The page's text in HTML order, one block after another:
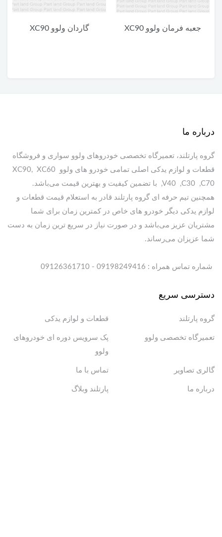
گاردان ولوو XC90
یونیت پایین چراغ جلو ولوو
درباره ما
گروه پارتلند، تعمیرگاه تخصصی خودروهای ولوو سواری و فروشگاه
قطعات و لوازم یدکی اصلی تمامی خودرو های ولوو XC90, XC60
,V40 ,C30 ,C70 با تضمین کیفیت و بهترین قیمت می‌باشد.
همچنین تیم حرفه ای گروه پارتلند قادر به استعلام قیمت قطعات و
لوازم یدکی دیگر خودرو های خاص در کمترین زمان برای شما
مشتریان عزیز می‌باشد و در صورت نیاز در سریع ترین زمان به دست
شما عزیزان می‌رساند.
شماره تماس همراه : 09198249416 - 09126361710
دسترسی سریع
گروه پارتلند قطعات و لوازم یدکی
تعمیرگاه تخصصی ولوو
پک سرویس دوره ای خودروهای
ولوو
گالری تصاویر تماس با ما
درباره ما پارتلند وبلاگ